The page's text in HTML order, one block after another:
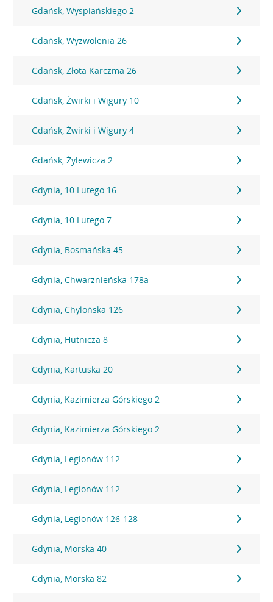
Gdańsk, Wyspiańskiego 2
Gdańsk, Wyzwolenia 26
Gdańsk, Złota Karczma 26
Gdańsk, Żwirki i Wigury 10
Gdańsk, Żwirki i Wigury 4
Gdańsk, Żylewicza 2
Gdynia, 10 Lutego 16
Gdynia, 10 Lutego 7
Gdynia, Bosmańska 45
Gdynia, Chwarznieńska 178a
Gdynia, Chylońska 126
Gdynia, Hutnicza 8
Gdynia, Kartuska 20
Gdynia, Kazimierza Górskiego 2
Gdynia, Kazimierza Górskiego 2
Gdynia, Legionów 112
Gdynia, Legionów 112
Gdynia, Legionów 126-128
Gdynia, Morska 40
Gdynia, Morska 82